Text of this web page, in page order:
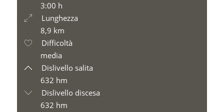
3:00 h
Lunghezza
8,9 km
Difficoltà
media
Dislivello salita
632 hm
Dislivello discesa
632 hm